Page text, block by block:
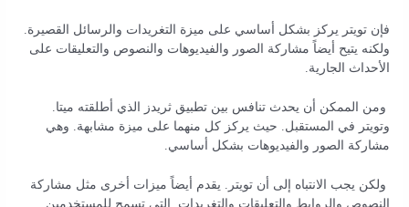
فإن تويتر يركز بشكل أساسي على ميزة التغريدات والرسائل القصيرة.
ولكنه يتيح أيضاً مشاركة الصور والفيديوهات والنصوص والتعليقات على
الأحداث الجارية.
ومن الممكن أن يحدث تنافس بين تطبيق ثريدز الذي أطلقته ميتا.
وتويتر في المستقبل. حيث يركز كل منهما على ميزة مشابهة. وهي
مشاركة الصور والفيديوهات بشكل أساسي.
ولكن يجب الانتباه إلى أن تويتر. يقدم أيضاً ميزات أخرى مثل مشاركة
النصوص والروابط والتعليقات والتغريدات. التي تسمح للمستخدمين